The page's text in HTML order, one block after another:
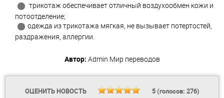
трикотаж обеспечивает отличный воздухообмен кожи и
потоотделение;
одежда из трикотажа мягкая, не вызывает потертостей,
раздражения, аллергии.
Автор: Admin Мир переводов
ОЦЕНИТЬ НОВОСТЬ 5(голосов: 276)